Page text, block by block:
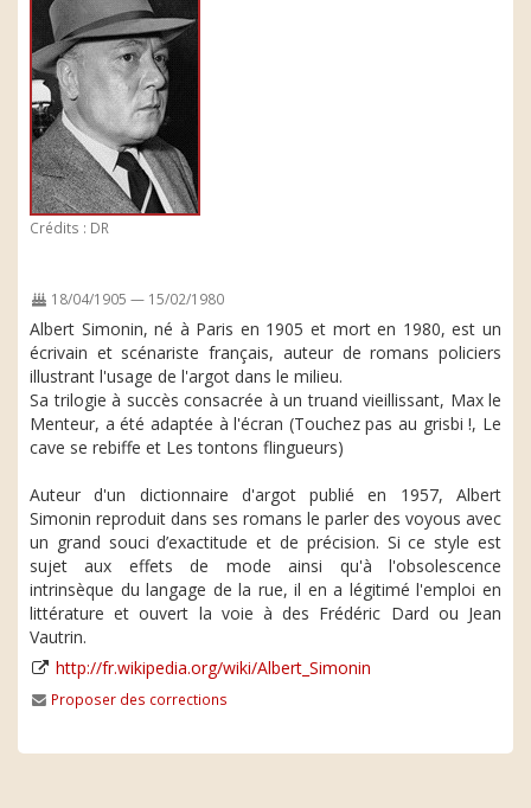
Crédits : DR
18/04/1905 — 15/02/1980
Albert Simonin, né à Paris en 1905 et mort en 1980, est un
écrivain et scénariste français, auteur de romans policiers
illustrant l'usage de l'argot dans le milieu.
Sa trilogie à succès consacrée à un truand vieillissant, Max le
Menteur, a été adaptée à l'écran (Touchez pas au grisbi !, Le
cave se rebiffe et Les tontons flingueurs)
Auteur d'un dictionnaire d'argot publié en 1957, Albert
Simonin reproduit dans ses romans le parler des voyous avec
un grand souci d’exactitude et de précision. Si ce style est
sujet aux effets de mode ainsi qu'à l'obsolescence
intrinsèque du langage de la rue, il en a légitimé l'emploi en
littérature et ouvert la voie à des Frédéric Dard ou Jean
Vautrin.
http://fr.wikipedia.org/wiki/Albert_Simonin
Proposer des corrections